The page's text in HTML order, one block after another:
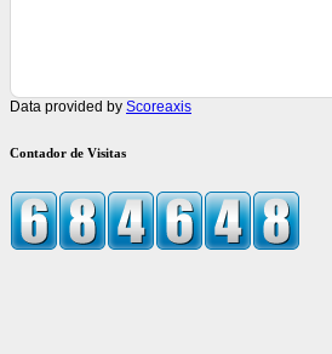
Data provided by Scoreaxis
Contador de Visitas